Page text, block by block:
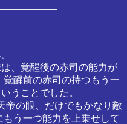
、覚醒後の赤司の能力が
覚醒前の赤司の持つもう一
うことでした。
帝の眼、だけでもかなり敵
う一つ能力を上乗せして